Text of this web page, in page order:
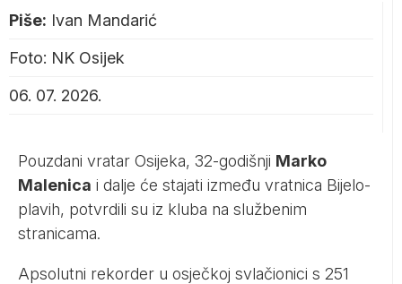
Piše: Ivan Mandarić
Foto: NK Osijek
06. 07. 2026.
Pouzdani vratar Osijeka, 32-godišnji Marko
Malenica i dalje će stajati između vratnica Bijelo-
plavih, potvrdili su iz kluba na službenim
stranicama.
Apsolutni rekorder u osječkoj svlačionici s 251